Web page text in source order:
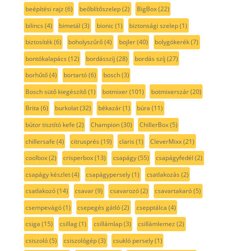
beépítési rajz (6) beőblítőszelep(2) BigBox(22)
bilincs (4) bimetál (3) bionic(1) biztonsági szelep(1)
biztosíték(6) boholyszűrő(4) bojler(40) bolygókerék(7)
bontókalapács (12) bordásszíj (28) bordás szíj (27)
borhűtő(4) bortartó(6) bosch(3)
Bosch sütő kiegészítő(1) botmixer(101) botmixerszár(20)
Brita (6) burkolat(32) békazár(1) búra (11)
bútor tisztító kefe (2) Champion(30) ChillerBox(5)
chillersafe (4) citrusprés (19) claris (1) CleverMixx(21)
coolbox(2) crisperbox(13) csapágy(55) csapágyfedél (2)
csapágy készlet(4) csapágypersely(1) csatlakozás (2)
csatlakozó(14) csavar(9) csavarozó(2) csavartakaró(5)
csempevágó(1) csepegés gátló(2) csepptálca (4)
csiga (15) csillag(1) csillámlap(3) csillámlemez (2)
csiszoló(5) csiszológép(3) csukló persely(1)